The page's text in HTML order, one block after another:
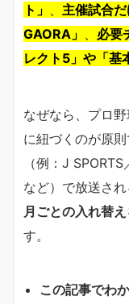
ト」
主催試合
GAORA」
必要
レクト5」や「基
なぜなら、プロ
に紐づくのが原
（例：J
など）で放送さ
月ごとの入れ替え
す。
この記事でわ